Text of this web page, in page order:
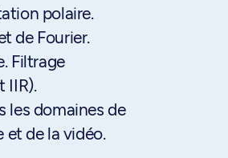
polaire.
de Fourier.
Filtrage
IIR).
les domaines de
et de la vidéo.